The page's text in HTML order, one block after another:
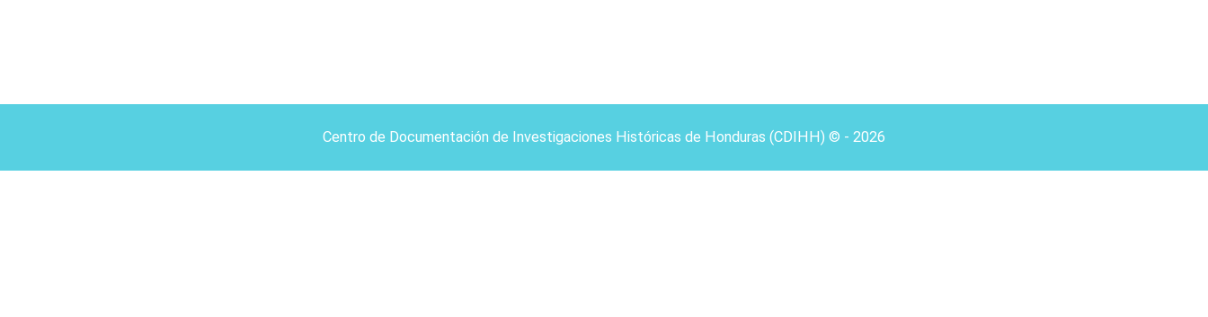
Centro de Documentación de Investigaciones Históricas de Honduras (CDIHH) © - 2026